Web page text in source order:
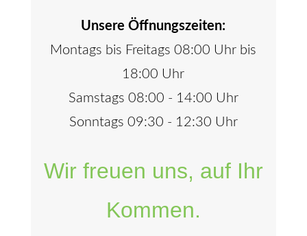
Unsere Öffnungszeiten:
Montags bis Freitags 08:00 Uhr bis
18:00 Uhr
Samstags 08:00 - 14:00 Uhr
Sonntags 09:30 - 12:30 Uhr
Wir freuen uns, auf Ihr
Kommen.